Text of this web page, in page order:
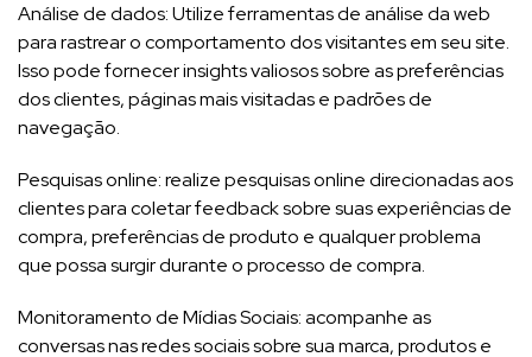
Análise de dados: Utilize ferramentas de análise da web
para rastrear o comportamento dos visitantes em seu site.
Isso pode fornecer insights valiosos sobre as preferências
dos clientes, páginas mais visitadas e padrões de
navegação.
Pesquisas online: realize pesquisas online direcionadas aos
clientes para coletar feedback sobre suas experiências de
compra, preferências de produto e qualquer problema
que possa surgir durante o processo de compra.
Monitoramento de Mídias Sociais: acompanhe as
conversas nas redes sociais sobre sua marca, produtos e